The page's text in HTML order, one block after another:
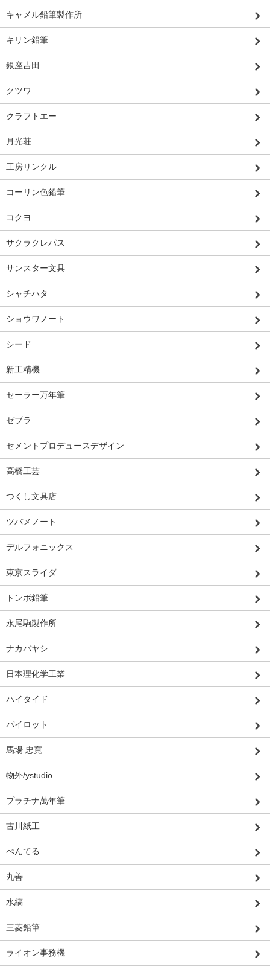
キャメル鉛筆製作所
キリン鉛筆
銀座吉田
クツワ
クラフトエー
月光荘
工房リンクル
コーリン色鉛筆
コクヨ
サクラクレパス
サンスター文具
シャチハタ
ショウワノート
シード
新工精機
セーラー万年筆
ゼブラ
セメントプロデュースデザイン
高橋工芸
つくし文具店
ツバメノート
デルフォニックス
東京スライダ
トンボ鉛筆
永尾駒製作所
ナカバヤシ
日本理化学工業
ハイタイド
パイロット
馬場 忠寛
物外/ystudio
プラチナ萬年筆
古川紙工
ぺんてる
丸善
水縞
三菱鉛筆
ライオン事務機